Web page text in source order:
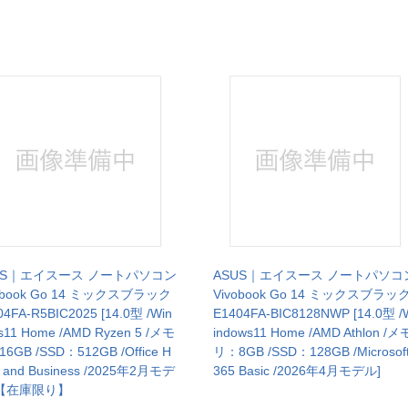
｜エイスース ノートパソコン
Go 14 ミックスブラック
R5BIC2025 [14.0型 /Win
Home /AMD Ryzen 5 /メモ
/SSD：512GB /Office H
Business /2025年2月モデ
在庫限り】
ASUS｜エイスース ノートパソコ
Vivobook Go 14 ミックスブラッ
E1404FA-BIC8128NWP [14.0型 /
indows11 Home /AMD Athlon /メ
リ：8GB /SSD：128GB /
365 Basic /2026年4月モデル]